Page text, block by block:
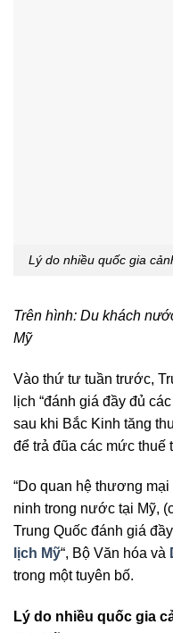
Lý do nhiều quốc gia
Trên hình: Du khách
Mỹ
Vào thứ tư tuần trước,
lịch “đánh giá đầy đủ
sau khi Bắc Kinh tăng
để trả đũa các mức thuế
“Do quan hệ thương
ninh trong nước tại Mỹ,
Trung Quốc đánh giá
lịch Mỹ“, Bộ Văn hóa và
trong một tuyên bố.
Lý do nhiều quốc gia